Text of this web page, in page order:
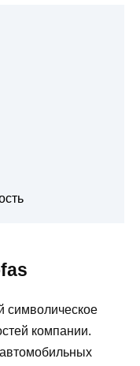
символическое
компании.